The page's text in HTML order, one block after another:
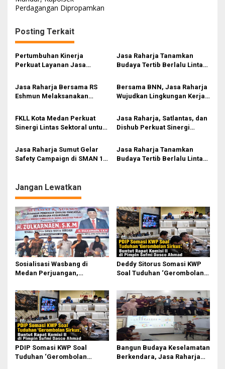
Perdagangan Dipropamkan
Posting Terkait
Pertumbuhan Kinerja
Perkuat Layanan Jasa
Jasa Raharja Tanamkan
Budaya Tertib Berlalu Lintas
di SMAN 15 Medan
Jasa Raharja Bersama RS
Eshmun Melaksanakan
Kecamatan Medan Deli
Bersama BNN, Jasa Raharja
Wujudkan Lingkungan Kerja
Narkoba
FKLL Kota Medan Perkuat
Sinergi Lintas Sektoral untuk
Lintas
Jasa Raharja, Satlantas, dan
Dishub Perkuat Sinergi
dan Identifikasi titik Rawan
Laka
Jasa Raharja Sumut Gelar
Safety Campaign di SMAN 1
Kalangan Pelajar
Jasa Raharja Tanamkan
Budaya Tertib Berlalu Lintas
Jangan Lewatkan
Sosialisasi Wasbang di
Medan Perjuangan,
Perjuangkan Ruang Bermain
Anak
Deddy Sitorus Somasi KWP
Soal Tuduhan ‘Gerombolan
II Dipimpin Sufmi Dasco
Ahmad
PDIP Somasi KWP Soal
Tuduhan ‘Gerombolan
Bangun Budaya Keselamatan
Berkendara, Jasa Raharja